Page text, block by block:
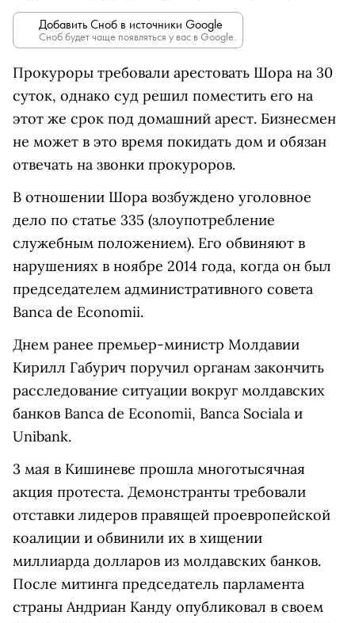
Добавить Сноб в источники Google
Сноб будет чаще появляться у вас в Google.
Прокуроры требовали арестовать Шора на 30
суток, однако суд решил поместить его на
этот же срок под домашний арест. Бизнесмен
не может в это время покидать дом и обязан
отвечать на звонки прокуроров.
В отношении Шора возбуждено уголовное
дело по статье 335 (злоупотребление
служебным положением). Его обвиняют в
нарушениях в ноябре 2014 года, когда он был
председателем административного совета
Banca de Economii.
Днем ранее премьер-министр Молдавии
Кирилл Габурич поручил органам закончить
расследование ситуации вокруг молдавских
банков Banca de Economii, Banca Sociala и
Unibank.
3 мая в Кишиневе прошла многотысячная
акция протеста. Демонстранты требовали
отставки лидеров правящей проевропейской
коалиции и обвинили их в хищении
миллиарда долларов из молдавских банков.
После митинга председатель парламента
страны Андриан Канду опубликовал в своем